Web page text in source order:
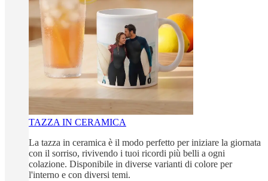
TAZZA IN CERAMICA
La tazza in ceramica è il modo perfetto per iniziare la giornata
con il sorriso, rivivendo i tuoi ricordi più belli a ogni
colazione. Disponibile in diverse varianti di colore per
l'interno e con diversi temi.